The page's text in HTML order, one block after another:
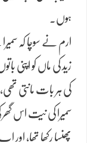
ہوں۔
ارم نے سوچا کہ
زید کی ماں کو اپنی
کی ہر بات مانتی
سمیرا کی نیت اس گھر
پھنسا رکھا تھا،